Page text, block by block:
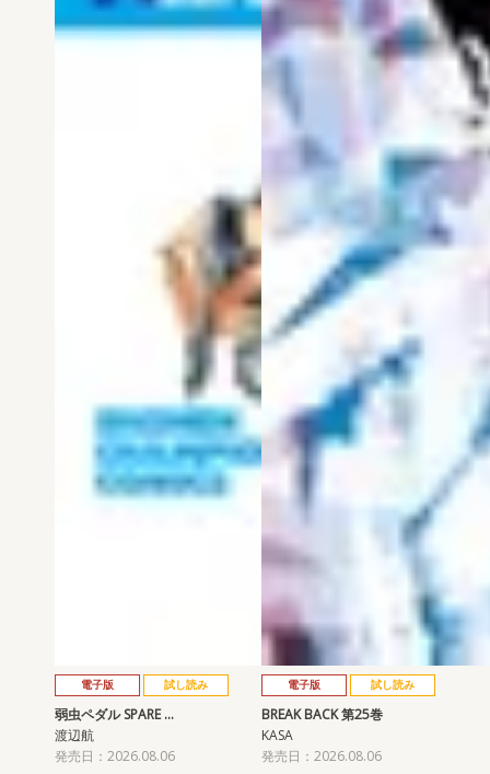
電子版 試し読み
弱虫ペダル SPARE …
渡辺航
発売日：2026.08.06
電子版 試し読み
BREAK BACK 第25巻
KASA
発売日：2026.08.06